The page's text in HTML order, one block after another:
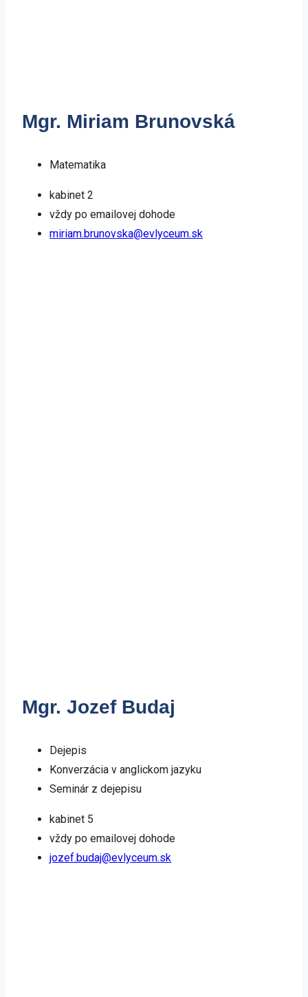
Mgr. Miriam Brunovská
Matematika
kabinet 2
vždy po emailovej dohode
miriam.brunovska@evlyceum.sk
Mgr. Jozef Budaj
Dejepis
Konverzácia v anglickom jazyku
Seminár z dejepisu
kabinet 5
vždy po emailovej dohode
jozef.budaj@evlyceum.sk